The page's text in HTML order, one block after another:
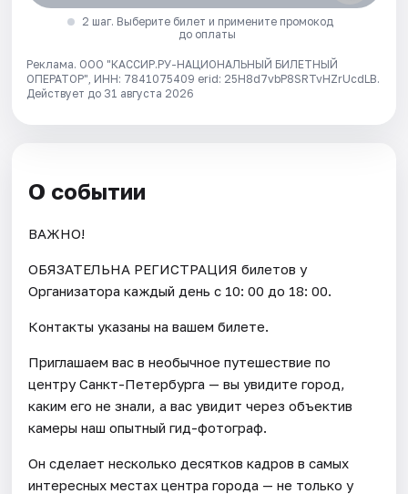
2 шаг. Выберите билет и примените промокод
до оплаты
Реклама. ООО "КАССИР.РУ-НАЦИОНАЛЬНЫЙ БИЛЕТНЫЙ
ОПЕРАТОР", ИНН: 7841075409 erid: 25H8d7vbP8SRTvHZrUcdLB.
Действует до 31 августа 2026
О событии
ВАЖНО!
ОБЯЗАТЕЛЬНА РЕГИСТРАЦИЯ билетов у
Организатора каждый день c 10: 00 до 18: 00.
Контакты указаны на вашем билете.
Приглашаем вас в необычное путешествие по
центру Санкт-Петербурга — вы увидите город,
каким его не знали, а вас увидит через объектив
камеры наш опытный гид-фотограф.
Он сделает несколько десятков кадров в самых
интересных местах центра города — не только у